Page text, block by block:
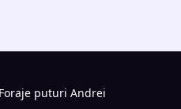
puturi Andrei